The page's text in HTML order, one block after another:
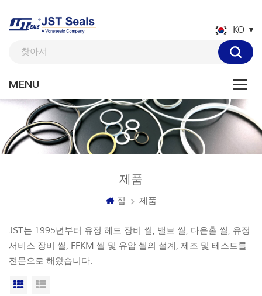
KO
제품
집 제품
JST는 1995년부터 유정 헤드 장비 씰, 밸브 씰, 다운홀 씰, 유정
서비스 장비 씰, FFKM 씰 및 유압 씰의 설계, 제조 및 테스트를
전문으로 해왔습니다.
격자보기